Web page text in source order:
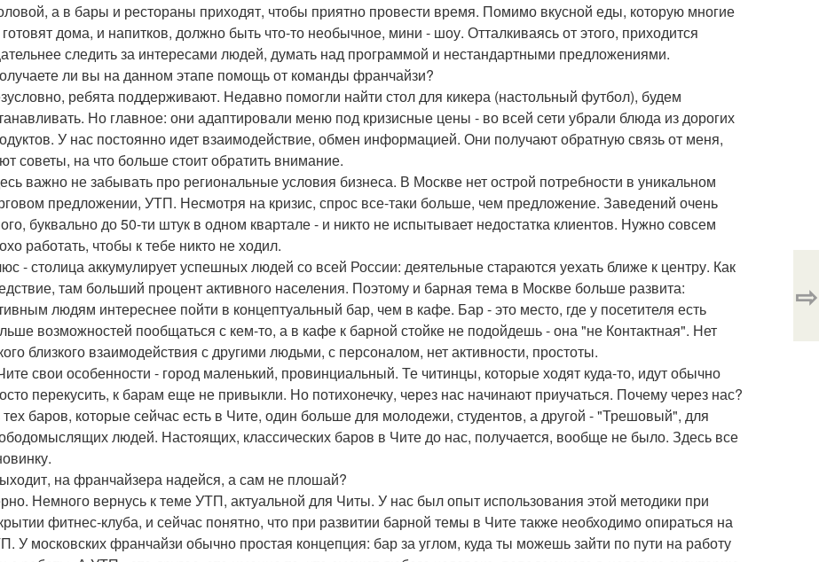
а в бары и рестораны приходят, чтобы приятно провести время. Помимо вкусной еды, которую многие
дома, и напитков, должно быть что-то необычное, мини - шоу. Отталкиваясь от этого, приходится
следить за интересами людей, думать над программой и нестандартными предложениями.
ли вы на данном этапе помощь от команды франчайзи?
ребята поддерживают. Недавно помогли найти стол для кикера (настольный футбол), будем
Но главное: они адаптировали меню под кризисные цены - во всей сети убрали блюда из дорогих
У нас постоянно идет взаимодействие, обмен информацией. Они получают обратную связь от меня,
советы, на что больше стоит обратить внимание.
важно не забывать про региональные условия бизнеса. В Москве нет острой потребности в уникальном
предложении, УТП. Несмотря на кризис, спрос все-таки больше, чем предложение. Заведений очень
буквально до 50-ти штук в одном квартале - и никто не испытывает недостатка клиентов. Нужно совсем
работать, чтобы к тебе никто не ходил.
- столица аккумулирует успешных людей со всей России: деятельные стараются уехать ближе к центру. Как
там больший процент активного населения. Поэтому и барная тема в Москве больше развита:
людям интереснее пойти в концептуальный бар, чем в кафе. Бар - это место, где у посетителя есть
возможностей пообщаться с кем-то, а в кафе к барной стойке не подойдешь - она "не Контактная". Нет
близкого взаимодействия с другими людьми, с персоналом, нет активности, простоты.
свои особенности - город маленький, провинциальный. Те читинцы, которые ходят куда-то, идут обычно
перекусить, к барам еще не привыкли. Но потихонечку, через нас начинают приучаться. Почему через нас?
баров, которые сейчас есть в Чите, один больше для молодежи, студентов, а другой - "Трешовый", для
людей. Настоящих, классических баров в Чите до нас, получается, вообще не было. Здесь все
на франчайзера надейся, а сам не плошай?
Немного вернусь к теме УТП, актуальной для Читы. У нас был опыт использования этой методики при
фитнес-клуба, и сейчас понятно, что при развитии барной темы в Чите также необходимо опираться на
У московских франчайзи обычно простая концепция: бар за углом, куда ты можешь зайти по пути на работу
⇨